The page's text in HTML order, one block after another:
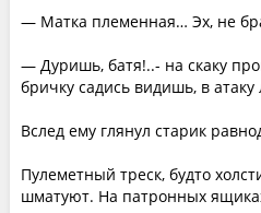
— Матка племенная… Эх, не
— Дуришь, батя!..- на скаку
бричку садись видишь, в атаку
Вслед ему глянул старик
Пулеметный треск, будто
шматуют. На патронных